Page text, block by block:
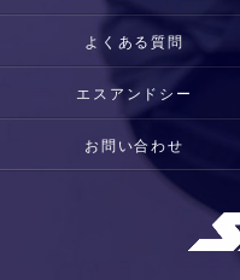
よくある質問
エスアンドシー
お問い合わせ